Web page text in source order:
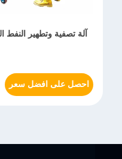
احصل على افضل سعر